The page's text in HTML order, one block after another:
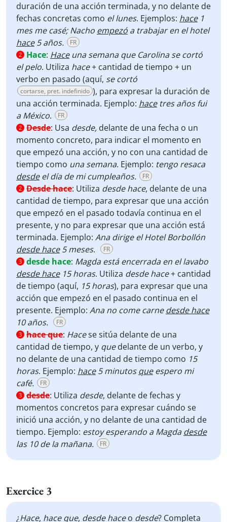
duración de una acción terminada, y no delante de
fechas concretas como el lunes. Ejemplos: hace1
mes me casé; Nacho empezó a trabajar en el hotel
hace5 años. FR
2 Hace: Haceuna semana que Carolina se cortó
el pelo. Utiliza hace+ cantidad de tiempo + un
verbo en pasado (aquí, se cortó
cortarse, pret. indefinido ), para expresar la duración de
una acción terminada. Ejemplo: hacetres años fui
a México. FR
2 Desde: Usa desde, delante de una fecha o un
momento concreto, para indicar el momento en
que empezó una acción, y no con una cantidad de
tiempo como una semana. Ejemplo: tengo resaca
desdeel día de mi cumpleaños. FR
2 Desde hace: Utiliza desde hace, delante de una
cantidad de tiempo, para expresar que una acción
que empezó en el pasado todavía continua en el
presente, y no para expresar que una acción está
terminada. Ejemplo: Ana dirige el Hotel Borbollón
desde hace5 meses. FR
3 desde hace: Magda está encerrada en el lavabo
desde hace15 horas. Utiliza desde hace+ cantidad
de tiempo (aquí, 15 horas), para expresar que una
acción que empezó en el pasado continua en el
presente. Ejemplo: Ana no come carnedesde hace
10 años.
FR
3 hace que: Hacese sitúa delante de una
cantidad de tiempo, y quedelante de un verbo, y
no delante de una cantidad de tiempo como 15
horas. Ejemplo: hace5 minutosqueespero mi
café.
FR
3 desde: Utiliza desde, delante de fechas y
momentos concretos para expresar cuándo se
inició una acción, y no delante de una cantidad de
tiempo. Ejemplo: estoy esperando a Magdadesde
las 10 de la mañana.
FR
Exercice 3
¿Hace, hace que, desde haceo desde? Completa